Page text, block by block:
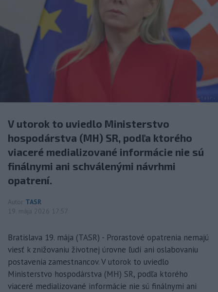
V utorok to uviedlo Ministerstvo
hospodárstva (MH) SR, podľa ktorého
viaceré medializované informácie nie sú
finálnymi ani schválenými návrhmi
opatrení.
Autor TASR
19. mája 2026 17:57
Bratislava 19. mája (TASR) - Prorastové opatrenia nemajú
viesť k znižovaniu životnej úrovne ľudí ani oslabovaniu
postavenia zamestnancov. V utorok to uviedlo
Ministerstvo hospodárstva (MH) SR, podľa ktorého
viaceré medializované informácie nie sú finálnymi ani